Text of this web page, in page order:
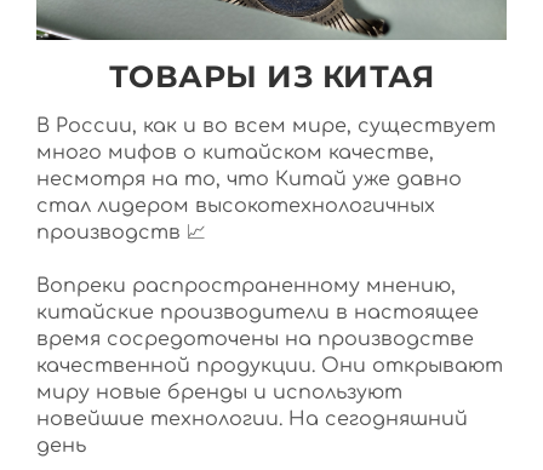
ТОВАРЫ ИЗ КИТАЯ
В России, как и во всем мире, существует
много мифов о китайском качестве,
несмотря на то, что Китай уже давно
стал лидером высокотехнологичных
производств 📈
Вопреки распространенному мнению,
китайские производители в настоящее
время сосредоточены на производстве
качественной продукции. Они открывают
миру новые бренды и используют
новейшие технологии. На сегодняшний
день